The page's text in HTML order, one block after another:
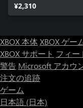
¥2,310
XBOX 本体XBOX ゲー
XBOX サポート フィー
警告 Microsoft アカウ
注文の追跡
ゲーム
日本語 (日本)